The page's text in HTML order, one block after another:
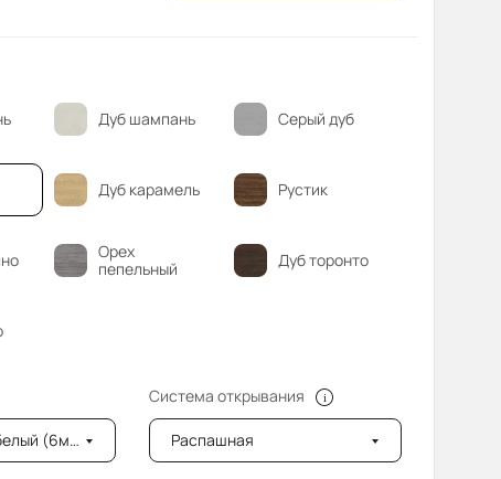
Дуб шампань Серый дуб
Дуб карамель Рустик
Орех
пепельный
Дуб торонто
(6мм)
Система открывания
Распашная